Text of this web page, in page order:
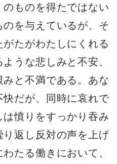
ものを得たではない
を与えているが、そ
たがわたしにくれる
うな悲しみと不安、
と不満である。あな
だが、同時に哀れで
憤りをすっかり吞み
返し反対の声を上げ
たる働きにおいて、